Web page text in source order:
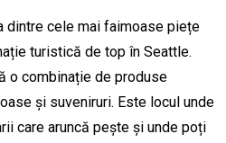
dintre cele mai faimoase piețe
turistică de top în Seattle.
o combinație de produse
și suveniruri. Este locul unde
care aruncă pește și unde poți